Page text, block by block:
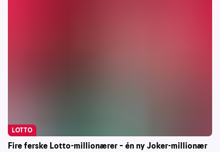
Fire ferske Lotto-millionærer – én ny Joker-millionær
LOTTO